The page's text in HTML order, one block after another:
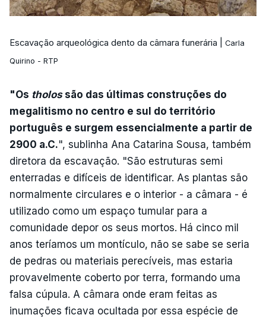
Escavação arqueológica dento da câmara funerária | Carla
Quirino - RTP
"Os tholossão das últimas construções do
megalitismo no centro e sul do território
português e surgem essencialmente a partir de
2900 a.C.", sublinha Ana Catarina Sousa, também
diretora da escavação. "São estruturas semi
enterradas e difíceis de identificar. As plantas são
normalmente circulares e o interior - a câmara - é
utilizado como um espaço tumular para a
comunidade depor os seus mortos. Há cinco mil
anos teríamos um montículo, não se sabe se seria
de pedras ou materiais perecíveis, mas estaria
provavelmente coberto por terra, formando uma
falsa cúpula. A câmara onde eram feitas as
inumações ficava ocultada por essa espécie de